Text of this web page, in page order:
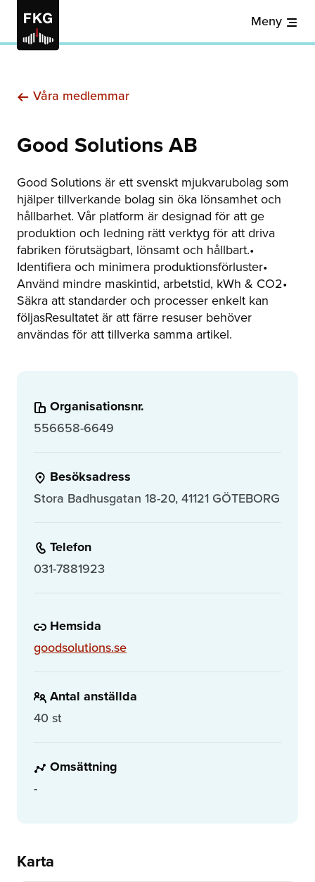
Meny
Våra medlemmar
Good Solutions AB
Good Solutions är ett svenskt mjukvarubolag som
hjälper tillverkande bolag sin öka lönsamhet och
hållbarhet. Vår platform är designad för att ge
produktion och ledning rätt verktyg för att driva
fabriken förutsägbart, lönsamt och hållbart.•
Identifiera och minimera produktionsförluster•
Använd mindre maskintid, arbetstid, kWh & CO2•
Säkra att standarder och processer enkelt kan
följasResultatet är att färre resuser behöver
användas för att tillverka samma artikel.
Organisationsnr.
556658-6649
Besöksadress
Stora Badhusgatan 18-20, 41121 GÖTEBORG
Telefon
031-7881923
Hemsida
goodsolutions.se
Antal anställda
40 st
Omsättning
-
Karta